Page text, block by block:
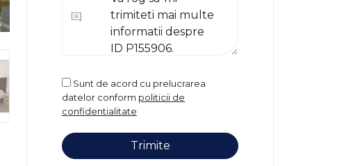
Sunt de acord cu prelucrarea
datelor conform politicii de
confidentialitate